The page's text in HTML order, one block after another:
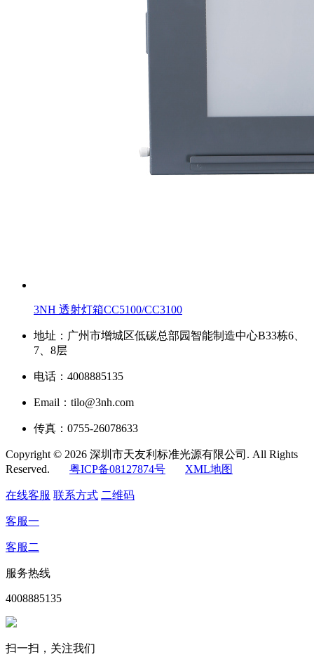
3NH 透射灯箱CC5100/CC3100
地址：广州市增城区低碳总部园智能制造中心B33栋6、
7、8层
电话：4008885135
Email：tilo@3nh.com
传真：0755-26078633
Copyright © 2026 深圳市天友利标准光源有限公司. All Rights
Reserved. 粤ICP备08127874号 XML地图
在线客服 联系方式 二维码
客服一
客服二
服务热线
4008885135
扫一扫，关注我们